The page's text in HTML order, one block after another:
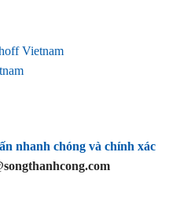
Vietnam
nhanh chóng và chính xác